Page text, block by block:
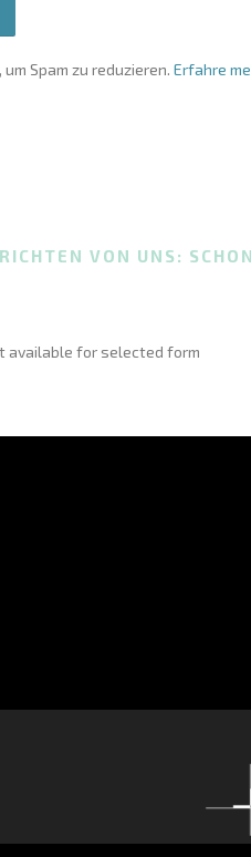
Spam zu reduzieren. Erfahre
VON UNS:
available for selected form